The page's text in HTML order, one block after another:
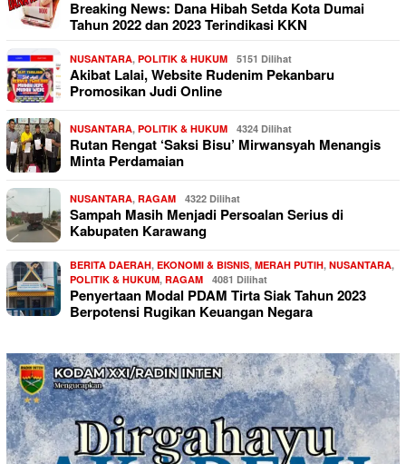
Breaking News: Dana Hibah Setda Kota Dumai
Tahun 2022 dan 2023 Terindikasi KKN
NUSANTARA, POLITIK & HUKUM 5151 Dilihat
Akibat Lalai, Website Rudenim Pekanbaru
Promosikan Judi Online
NUSANTARA, POLITIK & HUKUM 4324 Dilihat
Rutan Rengat ‘Saksi Bisu’ Mirwansyah Menangis
Minta Perdamaian
NUSANTARA, RAGAM 4322 Dilihat
Sampah Masih Menjadi Persoalan Serius di
Kabupaten Karawang
BERITA DAERAH, EKONOMI & BISNIS, MERAH PUTIH, NUSANTARA,
POLITIK & HUKUM, RAGAM 4081 Dilihat
Penyertaan Modal PDAM Tirta Siak Tahun 2023
Berpotensi Rugikan Keuangan Negara